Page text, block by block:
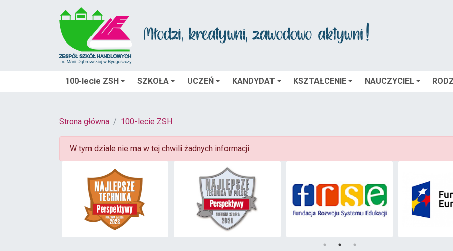
100-lecie ZSH SZKOŁA UCZEŃ KANDYDAT KSZTAŁCENIE NAUCZYCIEL
Strona główna 100-lecie ZSH
W tym dziale nie ma w tej chwili żadnych informacji.